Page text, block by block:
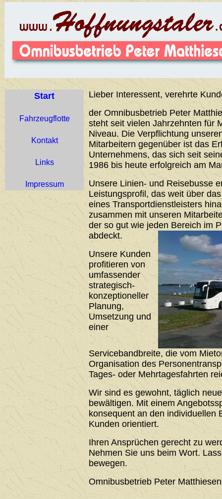
Start
Fahrzeugflotte
Kontakt
Links
Impressum
Lieber Interessent, verehrte
der Omnibusbetrieb Peter
steht seit vielen Jahrzehnten für
Niveau. Die Verpflichtung
Mitarbeitern gegenüber ist das
Unternehmens, das sich seit
1986 bis heute erfolgreich am
Unsere Linien- und Reisebusse
Leistungsprofil, das weit über
eines Transportdienstleisters
zusammen mit unseren
der so gut wie jeden Bereich im
abdeckt.
Unsere Kunden
profitieren von
umfassender
strategisch-
konzeptioneller
Planung,
Umsetzung und
einer
Servicebandbreite, die vom
Organisation des
Tages- oder Mehrtagesfahrten
Wir sind es gewohnt, täglich
bewältigen. Mit einem
konsequent an den individuellen
Kunden orientiert.
Ihren Ansprüchen gerecht zu
Nehmen Sie uns beim Wort.
bewegen.
Omnibusbetrieb Peter Matthiesen